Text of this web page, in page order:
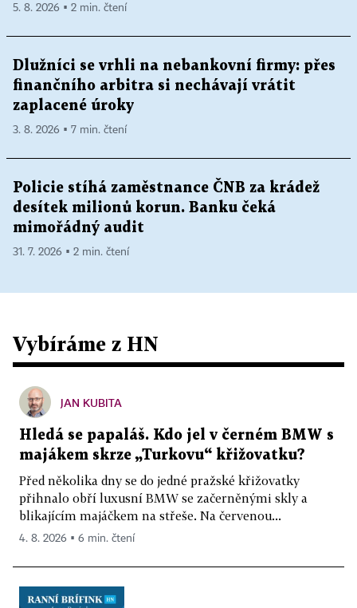
5. 8. 2026 ▪ 2 min. čtení
Dlužníci se vrhli na nebankovní firmy: přes
finančního arbitra si nechávají vrátit
zaplacené úroky
3. 8. 2026 ▪ 7 min. čtení
Policie stíhá zaměstnance ČNB za krádež
desítek milionů korun. Banku čeká
mimořádný audit
31. 7. 2026 ▪ 2 min. čtení
Vybíráme z HN
JAN KUBITA
Hledá se papaláš. Kdo jel v černém BMW s
majákem skrze „Turkovu“ křižovatku?
Před několika dny se do jedné pražské křižovatky
přihnalo obří luxusní BMW se začerněnými skly a
blikajícím majáčkem na střeše. Na červenou...
4. 8. 2026 ▪ 6 min. čtení